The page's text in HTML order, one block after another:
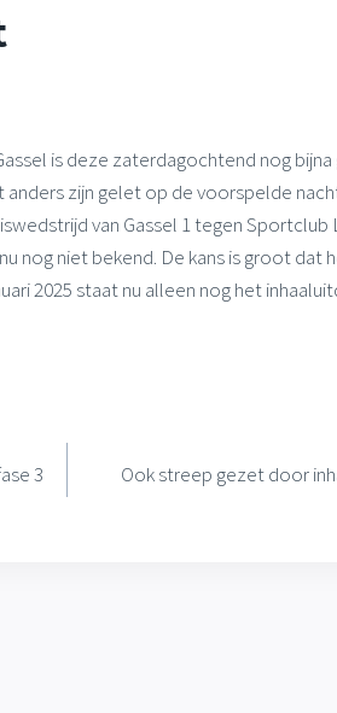
is deze zaterdagochtend nog
zijn gelet op de voorspelde
van Gassel 1 tegen
nog niet bekend. De kans is groot dat
2025 staat nu alleen nog het
3
Ook streep gezet door